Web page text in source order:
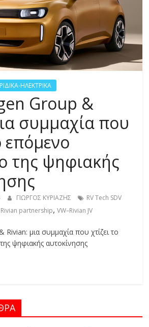
ΗΛΕΚΤΡΙΚΑ
Group &
συμμαχία που
επόμενο
της ψηφιακής
ΓΙΩΡΓΟΣ ΚΥΡΙΑΖΗΣ
RV Tech SDV
partnership,VW–Rivian JV
μια συμμαχία που χτίζει το
ψηφιακής αυτοκίνησης